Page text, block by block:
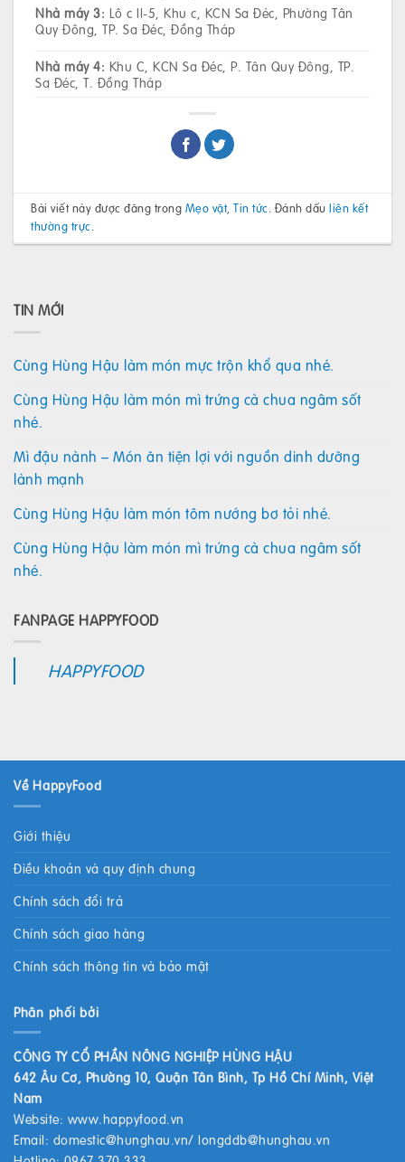
Nhà máy 3: Lô c II-5, Khu c, KCN Sa Đéc, Phường Tân
Quy Đông, TP. Sa Đéc, Đồng Tháp
Nhà máy 4: Khu C, KCN Sa Đéc, P. Tân Quy Đông, TP.
Sa Đéc, T. Đồng Tháp
Bài viết này được đăng trong Mẹo vặt,Tin tức. Đánh dấuliên kết
thường trực.
TIN MỚI
Cùng Hùng Hậu làm món mực trộn khổ qua nhé.
Cùng Hùng Hậu làm món mì trứng cà chua ngâm sốt
nhé.
Mì đậu nành – Món ăn tiện lợi với nguồn dinh dưỡng
lành mạnh
Cùng Hùng Hậu làm món tôm nướng bơ tỏi nhé.
Cùng Hùng Hậu làm món mì trứng cà chua ngâm sốt
nhé.
FANPAGE HAPPYFOOD
HAPPYFOOD
Về HappyFood
Giới thiệu
Điều khoản và quy định chung
Chính sách đổi trả
Chính sách giao hàng
Chính sách thông tin và bảo mật
Phân phối bởi
CÔNG TY CỔ PHẦN NÔNG NGHIỆP HÙNG HẬU
642 Âu Cơ, Phường 10, Quận Tân Bình, Tp Hồ Chí Minh, Việt
Nam
Website: www.happyfood.vn
Email: domestic@hunghau.vn/ longddb@hunghau.vn